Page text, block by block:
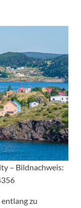
– Bildnachweis:
zu